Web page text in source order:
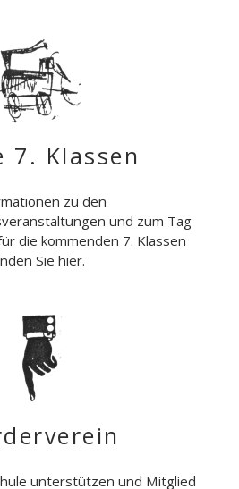
7. Klassen
zu den
und zum Tag
die kommenden 7. Klassen
Sie hier.
unterstützen und Mitglied